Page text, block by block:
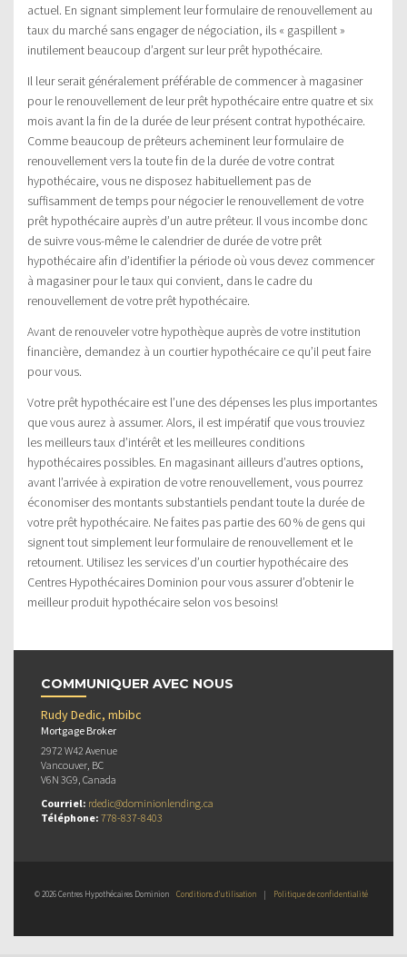
actuel. En signant simplement leur formulaire de renouvellement au
taux du marché sans engager de négociation, ils « gaspillent »
inutilement beaucoup d’argent sur leur prêt hypothécaire.
Il leur serait généralement préférable de commencer à magasiner
pour le renouvellement de leur prêt hypothécaire entre quatre et six
mois avant la fin de la durée de leur présent contrat hypothécaire.
Comme beaucoup de prêteurs acheminent leur formulaire de
renouvellement vers la toute fin de la durée de votre contrat
hypothécaire, vous ne disposez habituellement pas de
suffisamment de temps pour négocier le renouvellement de votre
prêt hypothécaire auprès d’un autre prêteur. Il vous incombe donc
de suivre vous-même le calendrier de durée de votre prêt
hypothécaire afin d’identifier la période où vous devez commencer
à magasiner pour le taux qui convient, dans le cadre du
renouvellement de votre prêt hypothécaire.
Avant de renouveler votre hypothèque auprès de votre institution
financière, demandez à un courtier hypothécaire ce qu’il peut faire
pour vous.
Votre prêt hypothécaire est l’une des dépenses les plus importantes
que vous aurez à assumer. Alors, il est impératif que vous trouviez
les meilleurs taux d’intérêt et les meilleures conditions
hypothécaires possibles. En magasinant ailleurs d’autres options,
avant l’arrivée à expiration de votre renouvellement, vous pourrez
économiser des montants substantiels pendant toute la durée de
votre prêt hypothécaire. Ne faites pas partie des 60 % de gens qui
signent tout simplement leur formulaire de renouvellement et le
retournent. Utilisez les services d’un courtier hypothécaire des
Centres Hypothécaires Dominion pour vous assurer d’obtenir le
meilleur produit hypothécaire selon vos besoins!
COMMUNIQUER AVEC NOUS
Rudy Dedic, mbibc
Mortgage Broker
2972 W42 Avenue
Vancouver, BC
V6N 3G9, Canada
Courriel: rdedic@dominionlending.ca
Téléphone: 778-837-8403
© 2026 Centres Hypothécaires Dominion Conditions d’utilisation | Politique de confidentialité